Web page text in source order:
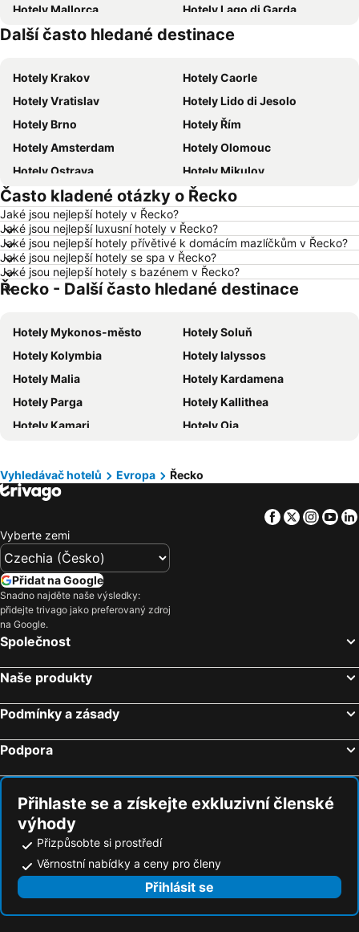
Hotely Mallorca
Hotely Lago di Garda
Hotely Česká republika
Hotely Šumava
Další často hledané destinace
Hotely Krakov
Hotely Caorle
Hotely Vratislav
Hotely Lido di Jesolo
Hotely Brno
Hotely Řím
Hotely Amsterdam
Hotely Olomouc
Hotely Ostrava
Hotely Mikulov
Hotely Hurghada
Hotely Znojmo
Hotely Kolobrzeg
Hotely Nice
Hotely Verona
Hotely České Budějovice
Hotely Manavgat
Hotely Český Krumlov
Hotely Krkonoše
Hotely Polsko
Hotely Albánie
Hotely Egypt
Hotely Kypr
Hotely Gran Canaria
Hotely Vysočina
Hotely Jeseníky
Hotely Istrie
Hotely Emilia-Romagna
Hotely Španělsko
Hotely Slovinsko
Hotely Wolfgangsee
Hotely Maledivy
Často kladené otázky o Řecko
Jaké jsou nejlepší hotely v Řecko?
Jaké jsou nejlepší luxusní hotely v Řecko?
Jaké jsou nejlepší hotely přívětivé k domácím mazlíčkům v Řecko?
Jaké jsou nejlepší hotely se spa v Řecko?
Jaké jsou nejlepší hotely s bazénem v Řecko?
Řecko - Další často hledané destinace
Hotely Mykonos-město
Hotely Soluň
Hotely Kolymbia
Hotely Ialyssos
Hotely Malia
Hotely Kardamena
Hotely Parga
Hotely Kallithea
Hotely Kamari
Hotely Oia
Hotely Limenas Chersonissos
Hotely Heraklion
Hotely Rethymnon
Hotely Manganari
Hotely Planos-Tsilivi
Hotely Agia Pelaghia
Hotely Lindos
Hotely Archangelos
Hotely Sidari
Hotely Agios Nikolaos
Hotely Plakias
Hotely Agios Nikitas
Hotely Mastichari
Hotely Benitses
Hotely Psalidi
Vyhledávač hotelů Evropa Řecko
Facebook
Twitter
Vyberte zemi
Přidat na Google
Snadno najděte naše výsledky:
přidejte trivago jako preferovaný zdroj
na Google.
Společnost
Naše produkty
Podmínky a zásady
Podpora
Přihlaste se a získejte exkluzivní členské
výhody
Přizpůsobte si prostředí
Věrnostní nabídky a ceny pro členy
Přihlásit se